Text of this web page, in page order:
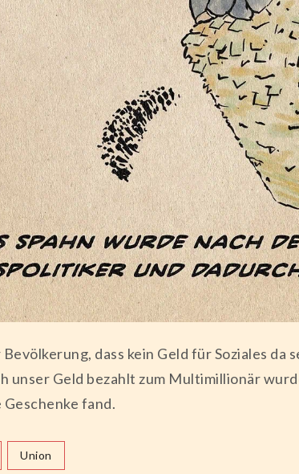
dass kein Geld für Soziales
unser Geld bezahlt zum Multimillionär
fand.
Union